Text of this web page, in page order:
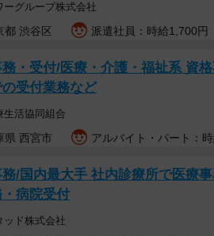
長く接客させるために自ら氷の補
るためのパスを出したりと、奔走し
心のカイトさんは盛り上げようと
に。結果、山本さんのみが指名を
育ってきたから違うと思う。ホス
カッコよくねぇから」と説教。自
と重ね、「プライド捨てろよ」「
スしました。
山本さんの宿敵・JINさんの指名姫
ーグループ株式会社
都 渋谷区 派遣社員：時給1,700円
務・受付/医療・介護・福祉系 資
受付業務など
生活協同組合
県 西宮市 アルバイト・パート：
務/国内最大手 社内診療所で医療
病院受付
ッド株式会社